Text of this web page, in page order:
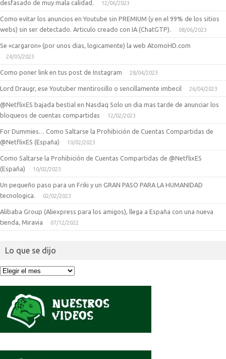
desfasado de muy mala calidad.
12/06/2023
Como evitar los anuncios en Youtube sin PREMIUM (y en el 99% de los sitios
webs) sin ser detectado. Articulo creado con IA (ChatGTP).
08/06/2023
Se «cargaron» (por unos dias, logicamente) la web AtomoHD.com
24/05/2023
Como poner link en tus post de Instagram 28/04/2023
Lord Draugr, ese Youtuber mentirosillo o sencillamente imbecil 26/04/2023
@NetflixES bajada bestial en Nasdaq Solo un dia mas tarde de anunciar los
bloqueos de cuentas compartidas
12/02/2023
For Dummies… Como Saltarse la Prohibición de Cuentas Compartidas de
@NetflixES (España)
10/02/2023
Como Saltarse la Prohibición de Cuentas Compartidas de @NetflixES
(España)
10/02/2023
Un pequeño paso para un Friki y un GRAN PASO PARA LA HUMANIDAD
tecnologica.
02/02/2023
Alibaba Group (Aliexpress para los amigos), llega a España con una nueva
tienda, Miravia
07/12/2022
Lo que se dijo
Lo